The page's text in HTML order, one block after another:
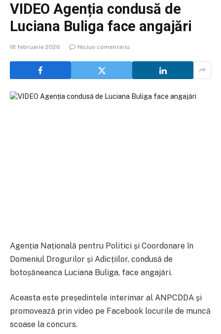
VIDEO Agenția condusă de
Luciana Buliga face angajări
18 februarie 2026 Niciun comentariu
Agenția Națională pentru Politici și Coordonare în
Domeniul Drogurilor și Adicțiilor, condusă de
botoșăneanca Luciana Buliga, face angajări.
Aceasta este președintele interimar al ANPCDDA și
promovează prin video pe Facebook locurile de muncă
scoase la concurs.